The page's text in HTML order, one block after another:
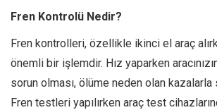
Fren Kontrolü Nedir?
Fren kontrolleri, özellikle ikinci el araç
önemli bir işlemdir. Hız yaparken
sorun olması, ölüme neden olan kazalarla
Fren testleri yapılırken araç test